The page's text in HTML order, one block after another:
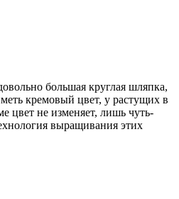
большая круглая шляпка,
кремовый цвет, у растущих в
цвет не изменяет, лишь чуть-
выращивания этих